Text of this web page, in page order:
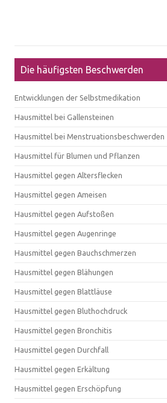
Die häufigsten Beschwerden
Entwicklungen der Selbstmedikation
Hausmittel bei Gallensteinen
Hausmittel bei Menstruationsbeschwerden
Hausmittel für Blumen und Pflanzen
Hausmittel gegen Altersflecken
Hausmittel gegen Ameisen
Hausmittel gegen Aufstoßen
Hausmittel gegen Augenringe
Hausmittel gegen Bauchschmerzen
Hausmittel gegen Blähungen
Hausmittel gegen Blattläuse
Hausmittel gegen Bluthochdruck
Hausmittel gegen Bronchitis
Hausmittel gegen Durchfall
Hausmittel gegen Erkältung
Hausmittel gegen Erschöpfung